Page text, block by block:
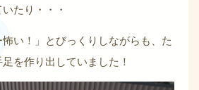
たり・・・
い！」とびっくりしながらも、た
を作り出していました！